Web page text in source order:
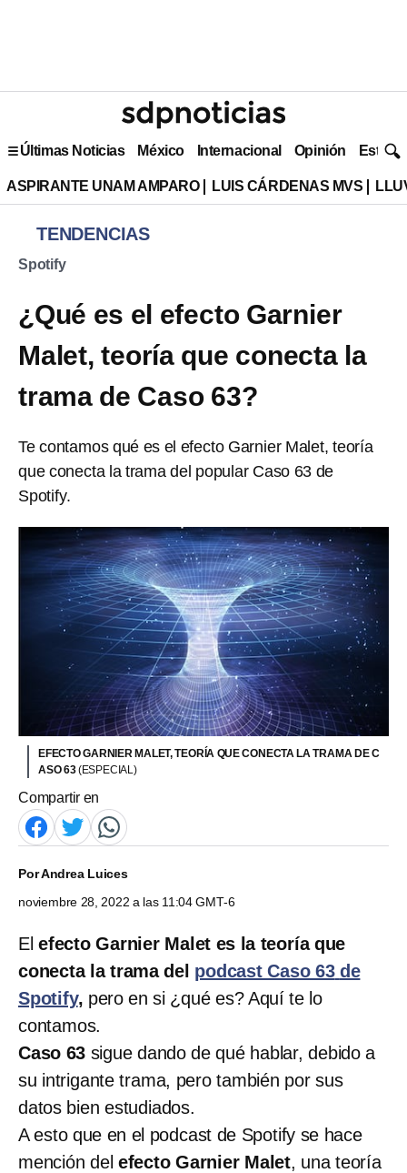
Últimas Noticias México Internacional Opinión Estilo
ASPIRANTE UNAM AMPARO LUIS CÁRDENAS MVS
TENDENCIAS
Spotify
¿Qué es el efecto Garnier
Malet, teoría que conecta la
trama de Caso 63?
Te contamos qué es el efecto Garnier Malet, teoría
que conecta la trama del popular Caso 63 de
Spotify.
EFECTO GARNIER MALET, TEORÍA QUE CONECTA LA TRAMA DE C
ASO 63(ESPECIAL)
Compartir en
PorAndrea Luices
noviembre 28, 2022 a las 11:04 GMT-6
El efecto Garnier Malet es la teoría que
conecta la trama del podcast Caso 63 de
Spotify, pero en si ¿qué es? Aquí te lo
contamos.
Caso 63 sigue dando de qué hablar, debido a
su intrigante trama, pero también por sus
datos bien estudiados.
A esto que en el podcast de Spotify se hace
mención del efecto Garnier Malet, una teoría